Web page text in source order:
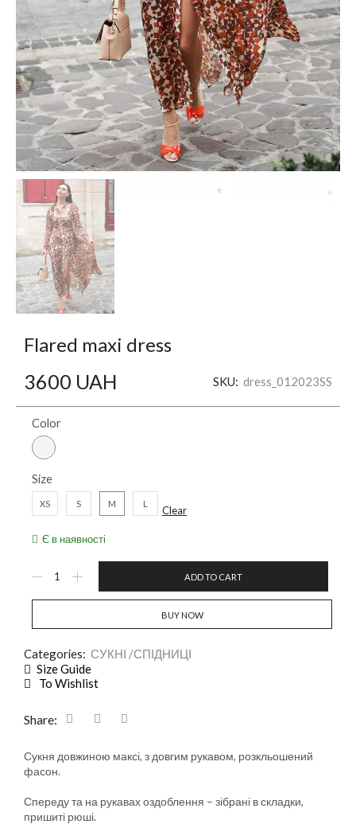
Flared maxi dress
3600 UAH SKU: dress_012023SS
Color
Size
XS S M L Clear
Є в наявності
ADD TO CART
BUY NOW
Categories: СУКНІ /СПІДНИЦІ
Size Guide
To Wishlist
Share:
Сукня довжиною максі, з довгим рукавом, розкльошений
фасон.
Спереду та на рукавах оздоблення – зібрані в складки,
пришиті рюші.